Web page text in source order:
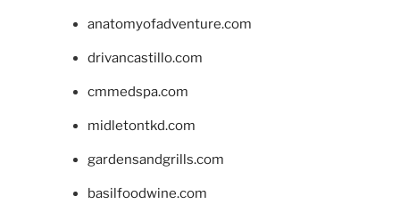
anatomyofadventure.com
drivancastillo.com
cmmedspa.com
midletontkd.com
gardensandgrills.com
basilfoodwine.com